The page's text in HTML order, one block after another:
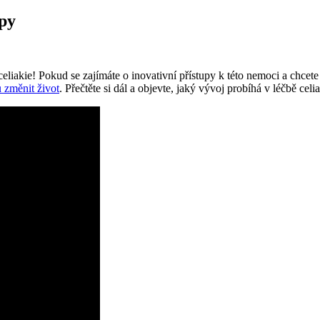
Pokud se zajímáte o inovativní přístupy k této nemoci a
změnit život. Přečtěte si dál a objevte, jaký vývoj probíhá v léčbě